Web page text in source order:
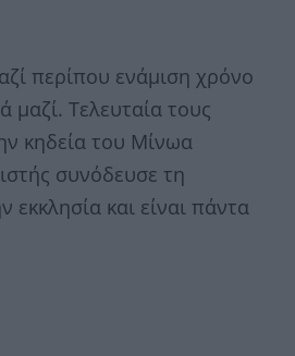
περίπου ενάμιση χρόνο
μαζί. Τελευταία τους
κηδεία του Μίνωα
συνόδευσε τη
και είναι πάντα